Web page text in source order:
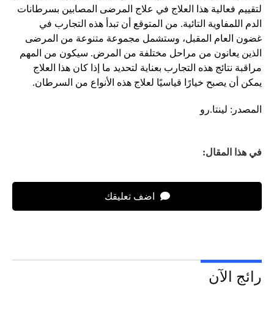
لتقييم فعالية هذا العلاج في علاج المرضى المصابين بسرطانات
الدم اللمفاوية التائية. من المتوقع أن تبدأ هذه التجارب في
غضون العام المقبل، وستشمل مجموعة متنوعة من المرضى
الذين يعانون من مراحل مختلفة من المرض. سيكون من المهم
مراقبة نتائج هذه التجارب بعناية لتحديد ما إذا كان هذا العلاج
يمكن أن يصبح خيارًا قياسيًا لعلاج هذه الأنواع من السرطان.
المصدر: لينتا.رو
في هذا المقال:
اضف تعليقك
رائج الآن